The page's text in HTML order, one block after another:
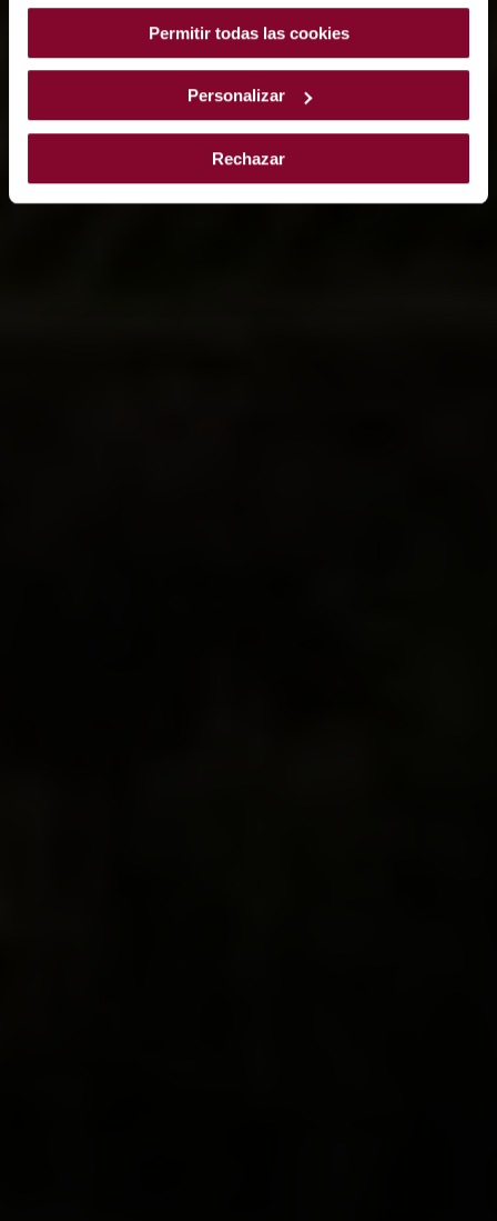
instalar pulsando el botón de “Personalizar”.
Permitir todas las cookies
Personalizar
Rechazar